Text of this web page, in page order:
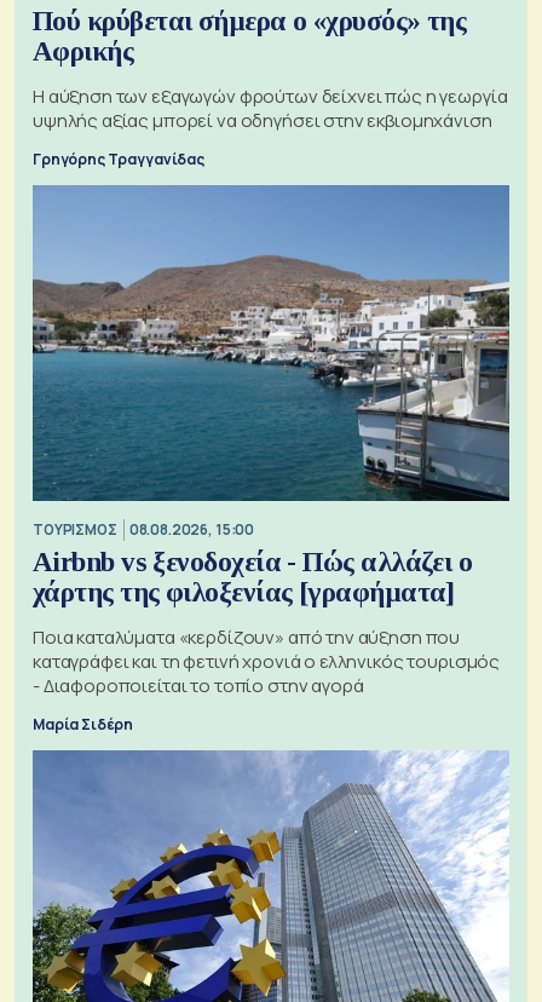
Πού κρύβεται σήμερα ο «χρυσός» της
Αφρικής
Η αύξηση των εξαγωγών φρούτων δείχνει πώς η γεωργία
υψηλής αξίας μπορεί να οδηγήσει στην εκβιομηχάνιση
Γρηγόρης Τραγγανίδας
ΤΟΥΡΙΣΜΟΣ 08.08.2026, 15:00
Airbnb vs ξενοδοχεία - Πώς αλλάζει ο
χάρτης της φιλοξενίας [γραφήματα]
Ποια καταλύματα «κερδίζουν» από την αύξηση που
καταγράφει και τη φετινή χρονιά ο ελληνικός τουρισμός
- Διαφοροποιείται το τοπίο στην αγορά
Μαρία Σιδέρη